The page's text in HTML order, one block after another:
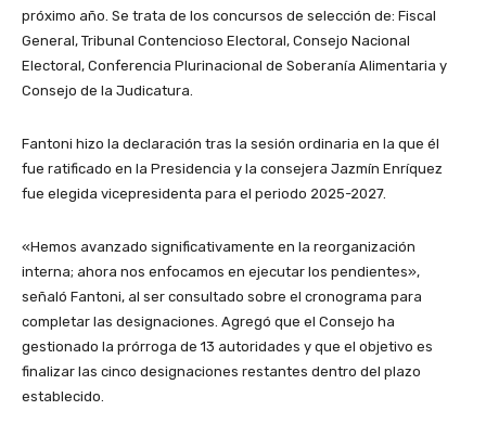
próximo año. Se trata de los concursos de selección de: Fiscal
General, Tribunal Contencioso Electoral, Consejo Nacional
Electoral, Conferencia Plurinacional de Soberanía Alimentaria y
Consejo de la Judicatura.
Fantoni hizo la declaración tras la sesión ordinaria en la que él
fue ratificado en la Presidencia y la consejera Jazmín Enríquez
fue elegida vicepresidenta para el periodo 2025-2027.
«Hemos avanzado significativamente en la reorganización
interna; ahora nos enfocamos en ejecutar los pendientes»,
señaló Fantoni, al ser consultado sobre el cronograma para
completar las designaciones. Agregó que el Consejo ha
gestionado la prórroga de 13 autoridades y que el objetivo es
finalizar las cinco designaciones restantes dentro del plazo
establecido.